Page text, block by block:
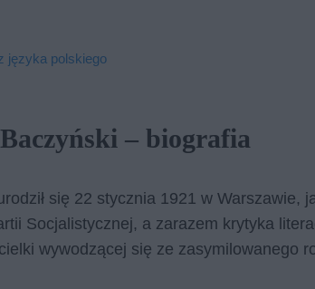
języka polskiego
– biografia
się 22 stycz­nia 1921 w War­sza­wie,
So­cja­li­stycz­nej, a za­ra­zem kry­ty­ka
wy­wo­dzą­cej się ze za­sy­mi­lo­wa­ne­go